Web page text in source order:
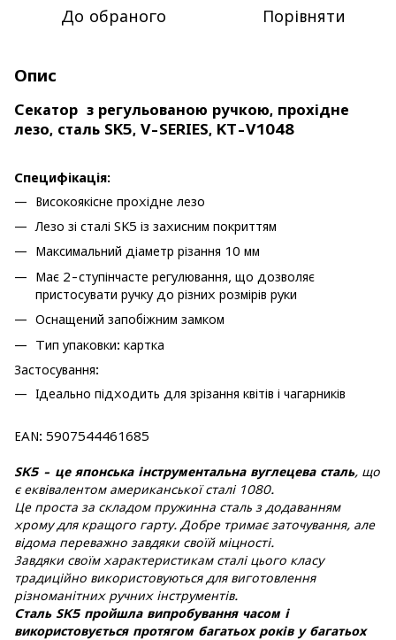
До обраного Порівняти
Опис
Секатор з регульованою ручкою, прохідне
лезо, сталь SK5, V-SERIES, KT-V1048
Специфікація:
Високоякісне прохідне лезо
Лезо зі сталі SK5 із захисним покриттям
Максимальний діаметр різання 10 мм
Має 2-ступінчасте регулювання, що дозволяє
пристосувати ручку до різних розмірів руки
Оснащений запобіжним замком
Тип упаковки: картка
Застосування:
Ідеально підходить для зрізання квітів і чагарників
EAN: 5907544461685
SK5 - це японська інструментальна вуглецева сталь, що
є еквівалентом американської сталі 1080.
Це проста за складом пружинна сталь з додаванням
хрому для кращого гарту. Добре тримає заточування, але
відома переважно завдяки своїй міцності.
Завдяки своїм характеристикам сталі цього класу
традиційно використовуються для виготовлення
різноманітних ручних інструментів.
Сталь SK5 пройшла випробування часом і
використовується протягом багатьох років у багатьох